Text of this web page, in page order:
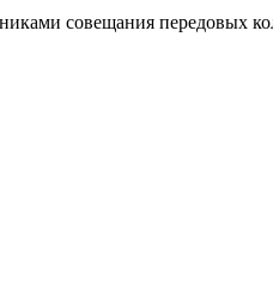
совещания передовых